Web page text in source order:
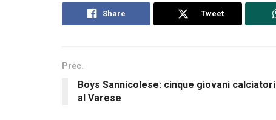
Share Tweet
Prec.
Boys Sannicolese: cinque giovani calciatori
al Varese